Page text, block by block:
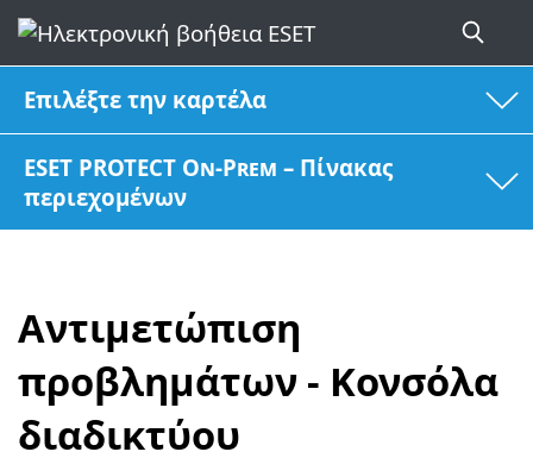
Επιλέξτε την καρτέλα
ESET PROTECT On-Prem – Πίνακας
περιεχομένων
Αντιμετώπιση
προβλημάτων - Κονσόλα
διαδικτύου